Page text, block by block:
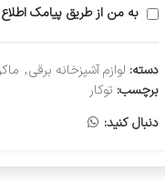
به من از طریق پیامک
دسته: لوازم آشپزخانه برقی,
برچسب: توکار
دنبال کنید: